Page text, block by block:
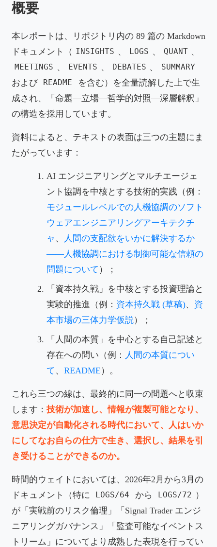
概要
本レポートは、リポジトリ内の 89 篇の Markdown
ドキュメント（ INSIGHTS 、 LOGS 、 QUANT 、
MEETINGS 、 EVENTS 、 DEBATES 、 SUMMARY
および README
を含む）を全量読解した上で生
成され、「命題—立場—哲学的対照—深層解釈」
の構造を採用しています。
資料によると、テキストの表面は三つの主題にま
たがっています：
AI エンジニアリングとマルチエージェ
ント協調を中核とする技術的実践（例：
モジュールレベルでの人機協調のソフト
ウェアエンジニアリングアーキテクチ
ャ 、
人間の支配欲をいかに解決するか
——人機協調における制御可能な信頼の
問題について ）；
「資本持久戦」を中核とする投資理論と
実験的推進（例： 資本持久戦 (草稿)、 資
本市場の三体力学仮説 ）；
「人間の本質」を中心とする自己記述と
存在への問い（例： 人間の本質につい
て 、 README ）。
これら三つの線は、最終的に同一の問題へと収束
します：技術が加速し、情報が複製可能となり、
意思決定が自動化される時代において、人はいか
にしてなお自らの仕方で生き、選択し、結果を引
き受けることができるのか。
時間的ウェイトにおいては、2026年2月から3月の
ドキュメント（特に
LOGS/64 から LOGS/72 ）
が「実戦前のリスク倫理」「Signal Trader エンジ
ニアリングガバナンス」「監査可能なイベントス
トリーム」についてより成熟した表現を行ってい